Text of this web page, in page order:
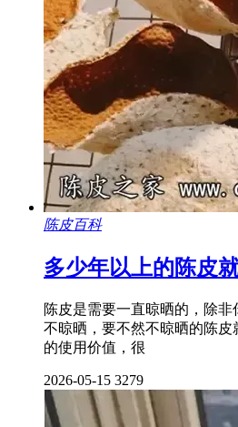
陈皮百科
多少年以上的陈皮
陈皮是需要一直晾晒的，除
不晾晒，要不然不晾晒的陈
的使用价值，很
2026-05-15 3279